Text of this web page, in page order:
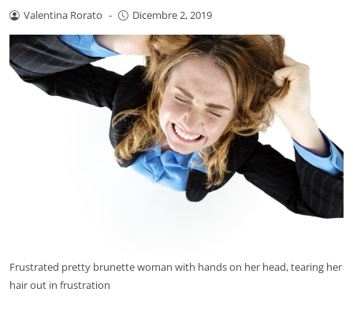
Valentina Rorato - Dicembre 2, 2019
Frustrated pretty brunette woman with hands on her head, tearing her
hair out in frustration